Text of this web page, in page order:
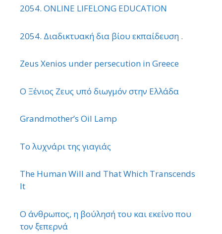
2054. ONLINE LIFELONG EDUCATION
2054. Διαδικτυακή δια βίου εκπαίδευση .
Zeus Xenios under persecution in Greece
Ο Ξένιος Ζευς υπό διωγμόν στην Ελλάδα
Grandmother’s Oil Lamp
Το λυχνάρι της γιαγιάς
The Human Will and That Which Transcends
It
Ο άνθρωπος, η βούλησή του και εκείνο που
τον ξεπερνά